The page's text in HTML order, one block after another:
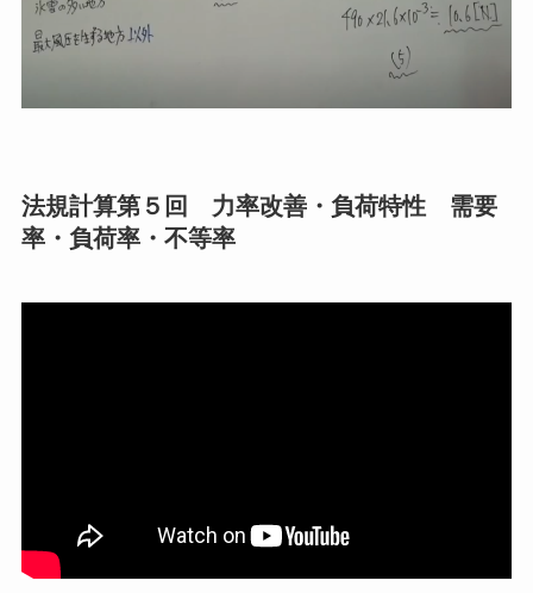
法規計算第５回 力率改善・負荷特性 需要
率・負荷率・不等率